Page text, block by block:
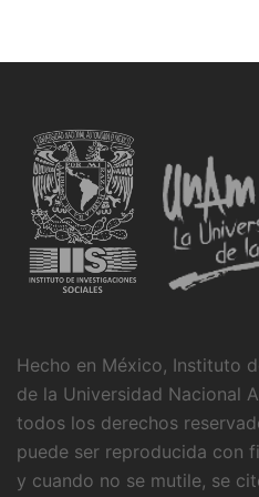
Hecho en México, Instituto
de la Universidad Nacional
todos los derechos
puede ser reproducida con
y cuando no se mutile, se